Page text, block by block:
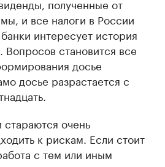
полученные от
и все налоги в России
интересует история
Вопросов становится все
досье
досье разрастается с
очень
к рискам. Если стоит
с тем или иным